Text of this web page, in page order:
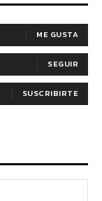
ME GUSTA
SEGUIR
SUSCRIBIRTE